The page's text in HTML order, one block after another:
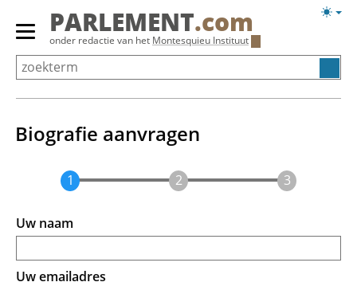
Overslaan
Primair
menu
tonen/verbergen
PARLEMENT.com
onder redactie van het Montesquieu Instituut
Biografie aanvragen
Uw naam
Uw emailadres